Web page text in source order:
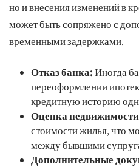
но и внесения изменений в
может быть сопряжено с
временными задержками.
Отказ банка:Иногда
переоформлении
кредитную историю
Оценка
стоимости жилья, что
между бывшими
Дополнительные